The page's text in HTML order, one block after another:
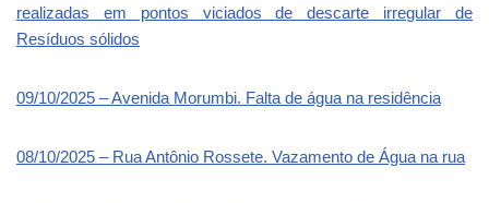
realizadas em pontos viciados de descarte irregular de
Resíduos sólidos
09/10/2025 – Avenida Morumbi. Falta de água na residência
08/10/2025 – Rua Antônio Rossete. Vazamento de Água na rua